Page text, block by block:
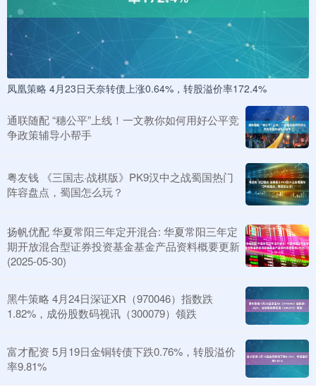
凤凰策略 4月23日天奈转债上涨0.64%，转股溢价率172.4%
通联随配 “穗公平”上线！一文教你如何用好公平竞
争政策辅导小帮手
粤友钱 《三国志·战棋版》PK9汉中之战蜀国热门
阵容盘点，蜀国怎么玩？
扬帆优配 华夏常阳三年定开混合: 华夏常阳三年定
期开放混合型证券投资基金基金产品资料概要更新
(2025-05-30)
黑牛策略 4月24日深证XR（970046）指数跌
1.82%，成份股数码视讯（300079）领跌
富才配资 5月19日金铜转债下跌0.76%，转股溢价
率9.81%